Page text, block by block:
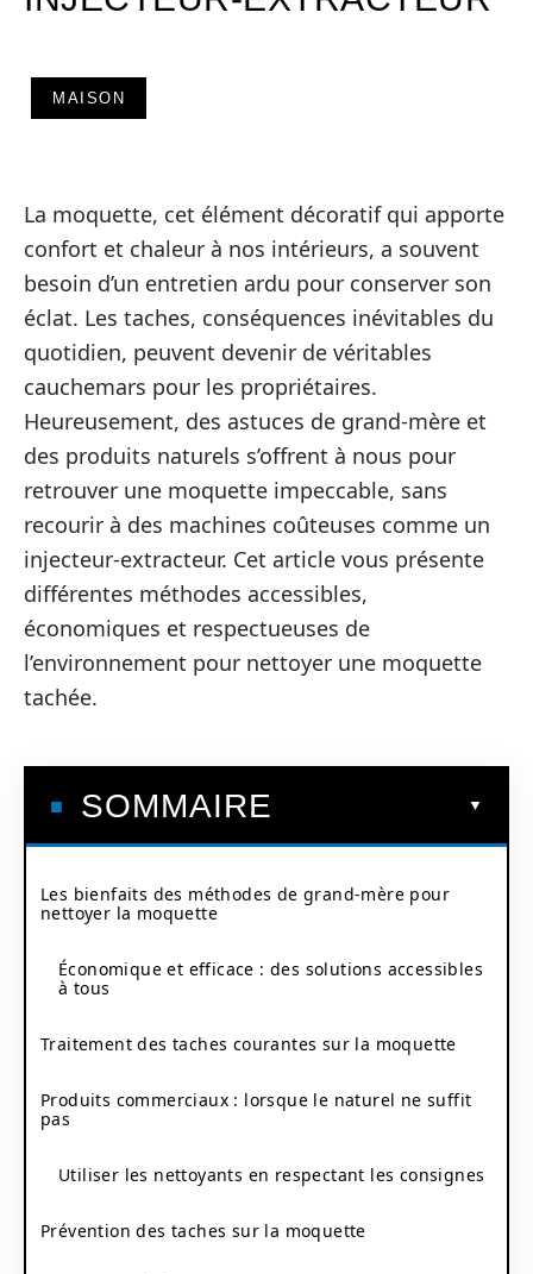
MAISON
La moquette, cet élément décoratif qui apporte
confort et chaleur à nos intérieurs, a souvent
besoin d’un entretien ardu pour conserver son
éclat. Les taches, conséquences inévitables du
quotidien, peuvent devenir de véritables
cauchemars pour les propriétaires.
Heureusement, des astuces de grand-mère et
des produits naturels s’offrent à nous pour
retrouver une moquette impeccable, sans
recourir à des machines coûteuses comme un
injecteur-extracteur. Cet article vous présente
différentes méthodes accessibles,
économiques et respectueuses de
l’environnement pour nettoyer une moquette
tachée.
SOMMAIRE
Les bienfaits des méthodes de grand-mère pour
nettoyer la moquette
Économique et efficace : des solutions accessibles
à tous
Traitement des taches courantes sur la moquette
Produits commerciaux : lorsque le naturel ne suffit
pas
Utiliser les nettoyants en respectant les consignes
Prévention des taches sur la moquette